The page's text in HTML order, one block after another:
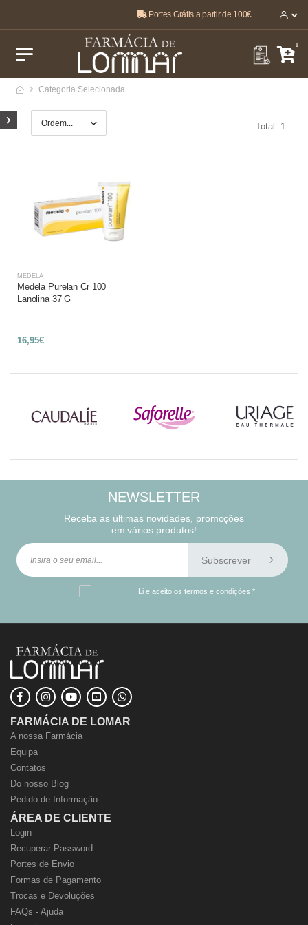
O melhor, pela sua saúde e bem-estar 🤍
Portes Grátis a partir de 100€
0
Categoria Selecionada
Total: 1
MEDELA
Medela Purelan Cr 100
Lanolina 37 G
16,95€
NEWSLETTER
Receba as últimas novidades, promoções
em vários produtos!
Subscrever
Li e aceito ostermos e condições*
FARMÁCIA DE LOMAR
A nossa Farmácia
Equipa
Contatos
Do nosso Blog
Pedido de Informação
ÁREA DE CLIENTE
Login
Recuperar Password
Portes de Envio
Formas de Pagamento
Trocas e Devoluções
FAQs - Ajuda